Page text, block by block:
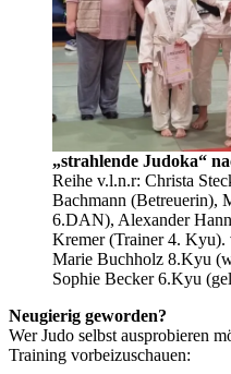
„strahlende Judoka“
Reihe v.l.n.r: Christa
Bachmann (Betreuerin),
6.DAN), Alexander
Kremer (Trainer 4. Kyu).
Marie Buchholz 8.Kyu
Sophie Becker 6.Kyu
Neugierig geworden?
Wer Judo selbst ausprobieren
Training vorbeizuschauen: